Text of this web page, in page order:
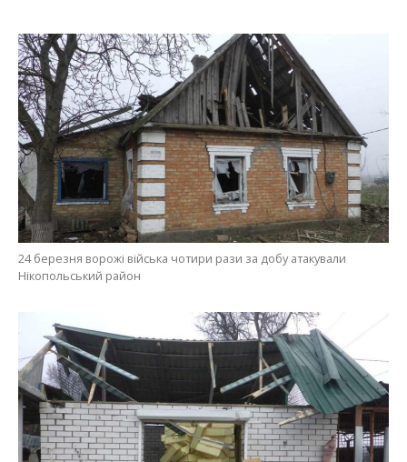
Армія рф завдала ударів по Нікополю, Мирівській та
Марганецькій громаді
Анна Томілова